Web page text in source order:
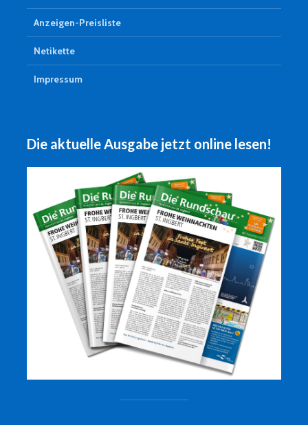
Anzeigen-Preisliste
Netikette
Impressum
Die aktuelle Ausgabe jetzt online lesen!